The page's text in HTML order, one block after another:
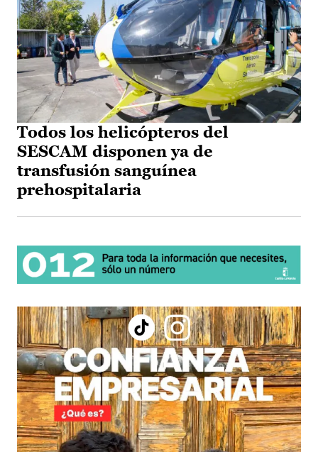
Todos los helicópteros del
SESCAM disponen ya de
transfusión sanguínea
prehospitalaria